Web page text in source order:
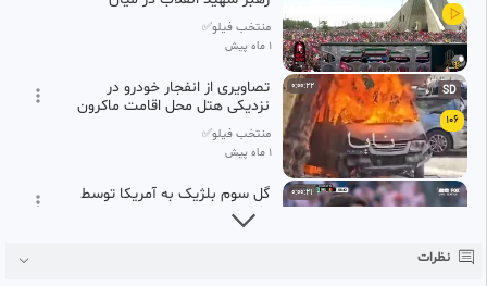
جمعیت گسترده
منتخب فیلو✅
1 ماه پیش
106
0:00:22 SD
تصاویری از انفجار خودرو در
نزدیکی هتل محل اقامت ماکرون
در دمشق
منتخب فیلو✅
1 ماه پیش
0:00:21
گل سوم بلژیک به آمریکا توسط
واناکن
نظرات